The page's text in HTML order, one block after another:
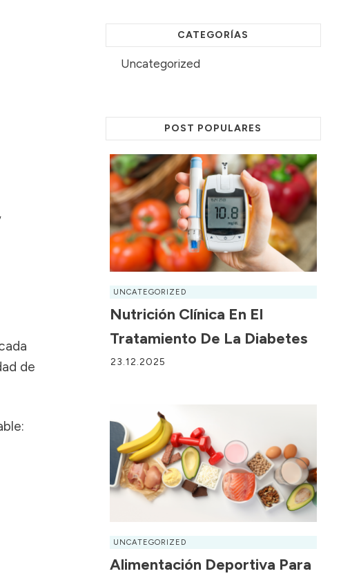
de
CATEGORÍAS
Uncategorized
POST POPULARES
UNCATEGORIZED
Nutrición Clínica En El
Tratamiento De La Diabetes
23.12.2025
UNCATEGORIZED
Alimentación Deportiva Para